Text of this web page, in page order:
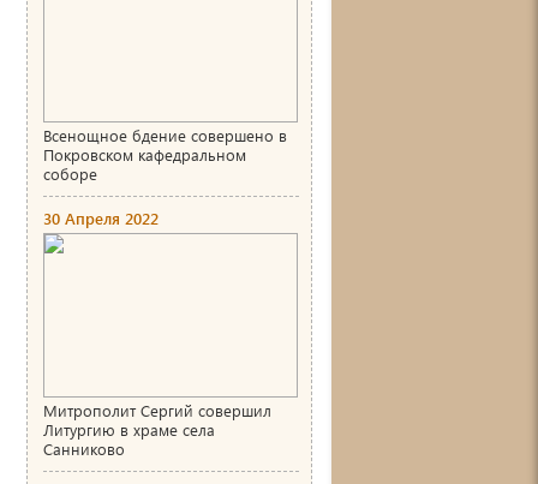
Всенощное бдение совершено в
Покровском кафедральном
соборе
30 Апреля 2022
Митрополит Сергий совершил
Литургию в храме села
Санниково